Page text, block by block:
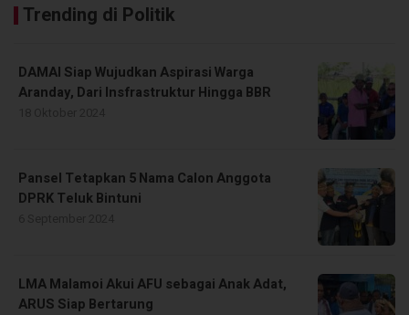
Trending di Politik
DAMAI Siap Wujudkan Aspirasi Warga
Aranday, Dari Insfrastruktur Hingga BBR
Pansel Tetapkan 5 Nama Calon Anggota
DPRK Teluk Bintuni
LMA Malamoi Akui AFU sebagai Anak Adat,
ARUS Siap Bertarung